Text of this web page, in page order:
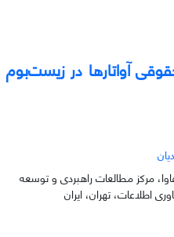
آواتارها در زیست‌بوم
مرکز مطالعات راهبردی و توسعه
اطلاعات، تهران، ایران